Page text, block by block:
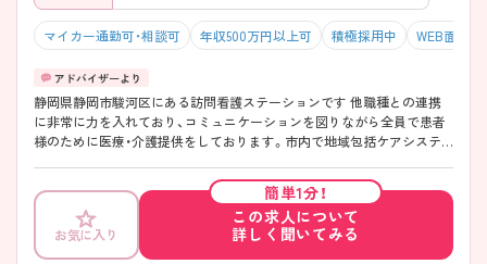
マイカー通勤可・相談可 年収500万円以上可 積極採用中 WEB面接OK
静岡県静岡市駿河区にある訪問看護ステーションです 他職種との連携
に非常に力を入れており、コミュニケーションを図りながら全員で患者
様のために医療・介護提供をしております。市内で地域包括ケアシステ
く、法人内の施設への異動等も叶いますので、ワークライフバランスを重
視される方におすすめの求人です。 ご興味ある方には、面接対策ポイン
トなど、さらに詳細をお話しいたしますのでお気軽にご相談ください。
お気に入り
簡単1分！
この求人について
詳しく聞いてみる